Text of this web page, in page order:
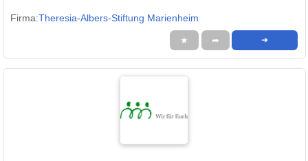
Firma:Theresia-Albers-Stiftung Marienheim
★ ➦ ➜